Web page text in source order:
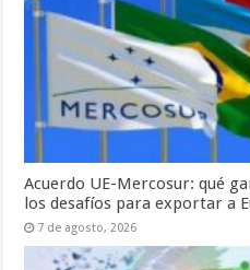
Acuerdo UE-Mercosur: qué
los desafíos para exportar a
7 de agosto, 2026